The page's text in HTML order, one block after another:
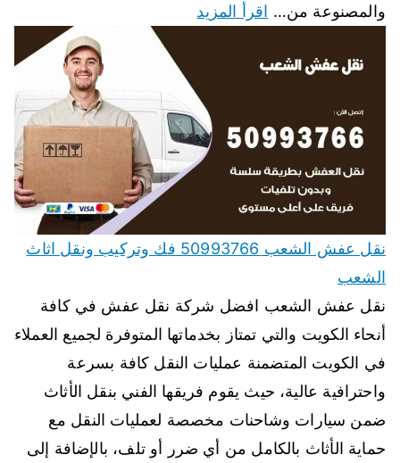
والمصنوعة من… اقرأ المزيد
نقل عفش الشعب 50993766 فك وتركيب ونقل اثاث
الشعب
نقل عفش الشعب افضل شركة نقل عفش في كافة
أنحاء الكويت والتي تمتاز بخدماتها المتوفرة لجميع العملاء
في الكويت المتضمنة عمليات النقل كافة بسرعة
واحترافية عالية، حيث يقوم فريقها الفني بنقل الأثاث
ضمن سيارات وشاحنات مخصصة لعمليات النقل مع
حماية الأثاث بالكامل من أي ضرر أو تلف، بالإضافة إلى